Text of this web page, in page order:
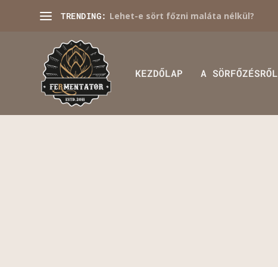
TRENDING: Lehet-e sört főzni maláta nélkül?
KEZDŐLAP A SÖRFŐZÉSRŐL